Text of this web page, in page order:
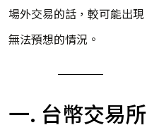
場外交易的話，較可能出現
無法預想的情況。
一. 台幣交易所